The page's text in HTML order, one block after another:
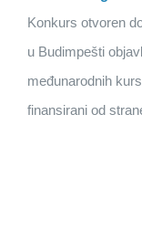
Konkurs otvoren
u Budimpešti
međunarodnih
finansirani od